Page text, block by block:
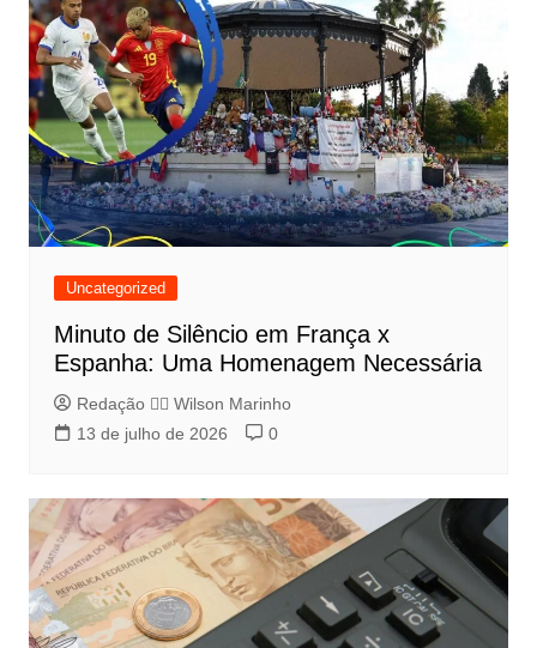
Uncategorized
Minuto de Silêncio em França x
Espanha: Uma Homenagem Necessária
Redação 👨‍⚖️​ Wilson Marinho
13 de julho de 2026
0